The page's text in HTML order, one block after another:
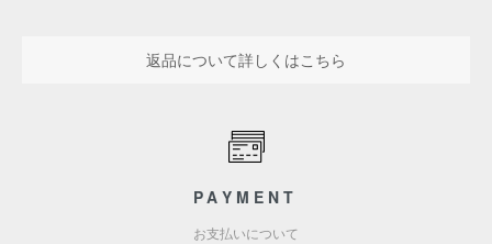
返品について詳しくはこちら
PAYMENT
お支払いについて